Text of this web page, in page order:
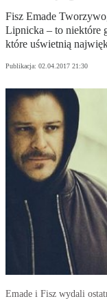
Fisz Emade
Lipnicka – to niektóre
które uświetnią
Publikacja: 02.04.2017 21:30
Emade i Fisz wydali